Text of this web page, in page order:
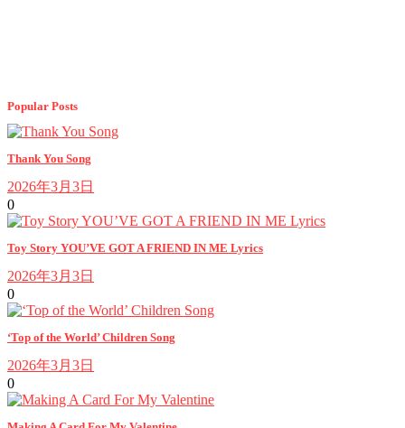
Popular Posts
Thank You Song
2026年3月3日
0
Toy Story YOU’VE GOT A FRIEND IN ME Lyrics
2026年3月3日
0
‘Top of the World’ Children Song
2026年3月3日
0